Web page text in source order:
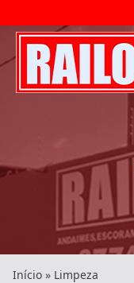
Início » Limpeza